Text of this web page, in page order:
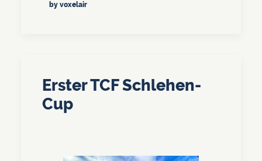
by voxelair
Erster TCF Schlehen-
Cup